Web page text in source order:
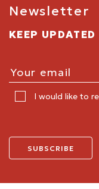
Newsletter
KEEP UPDATED
I would like to